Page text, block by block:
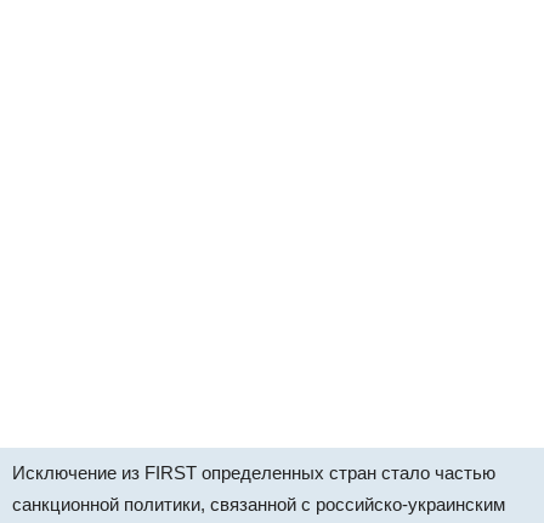
Исключение из FIRST определенных стран стало частью
санкционной политики, связанной с российско-украинским